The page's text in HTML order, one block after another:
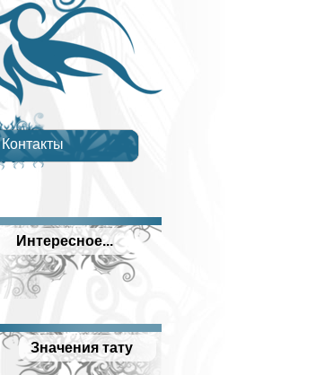
Контакты
Интересное...
Значения тату